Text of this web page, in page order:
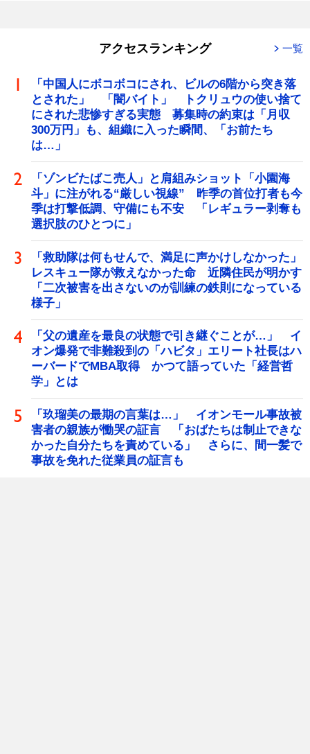
アクセスランキング 一覧
「中国人にボコボコにされ、ビルの6階から突き落
とされた」 「闇バイト」 トクリュウの使い捨て
にされた悲惨すぎる実態 募集時の約束は「月収
300万円」も、組織に入った瞬間、「お前たち
は…」
「ゾンビたばこ売人」と肩組みショット「小園海
斗」に注がれる“厳しい視線” 昨季の首位打者も今
季は打撃低調、守備にも不安 「レギュラー剥奪も
選択肢のひとつに」
「救助隊は何もせんで、満足に声かけしなかった」
レスキュー隊が救えなかった命 近隣住民が明かす
「二次被害を出さないのが訓練の鉄則になっている
様子」
「父の遺産を最良の状態で引き継ぐことが…」 イ
オン爆発で非難殺到の「ハビタ」エリート社長はハ
ーバードでMBA取得 かつて語っていた「経営哲
学」とは
「玖瑠美の最期の言葉は…」 イオンモール事故被
害者の親族が慟哭の証言 「おばたちは制止できな
かった自分たちを責めている」 さらに、間一髪で
事故を免れた従業員の証言も